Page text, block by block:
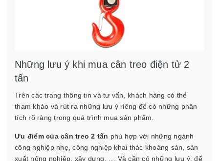
Những lưu ý khi mua cân treo điện tử 2
tấn
Trên các trang thông tin và tư vấn, khách hàng có thể
tham khảo và rút ra những lưu ý riêng để có những phân
tích rõ ràng trong quá trình mua sản phẩm.
Ưu điểm của cân treo 2 tấn phù hợp với những ngành
công nghiệp nhẹ, công nghiệp khai thác khoáng sản, sản
xuất nông nghiệp, xây dựng, … Và cần có những lưu ý, để